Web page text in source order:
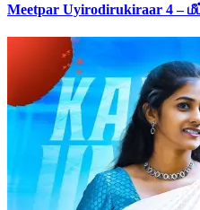
Meetpar Uyirodirukiraar 4 –